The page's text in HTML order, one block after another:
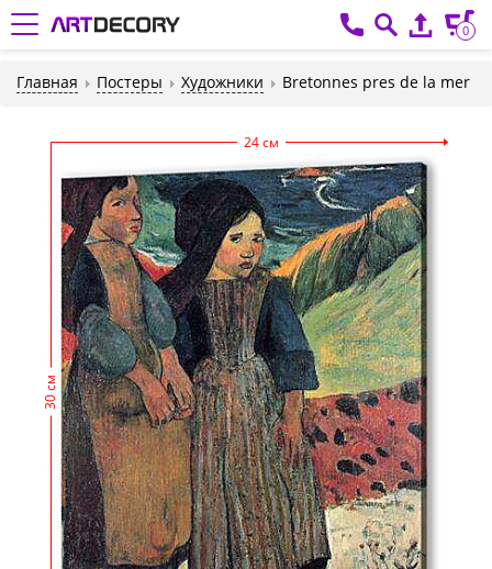
0
Главная Постеры Художники Bretonnes pres de la mer
24 см
30 см